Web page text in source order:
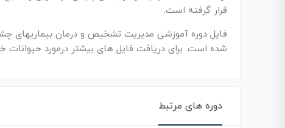
قرار گرفته است.
شده است. برای دریافت فایل های بیشتر درمورد حیوانات
دوره های مرتبط